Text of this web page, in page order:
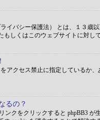
イバシー保護法） とは、１３
もしくはこのウェブサイトに対し
アクセス禁止に指定しているか
るの？
ンクをクリックすると phpBB3